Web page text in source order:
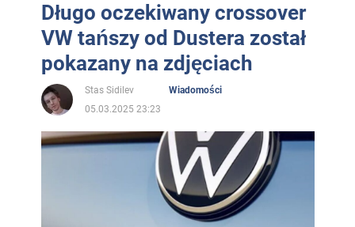
Długo oczekiwany crossover
VW tańszy od Dustera został
pokazany na zdjęciach
Stas Sidilev
Wiadomości
05.03.2025 23:23